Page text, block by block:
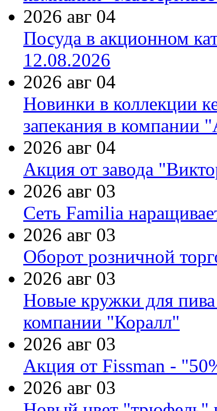
2026 авг 04
Посуда в акционном
12.08.2026
2026 авг 04
Новинки в коллекции
запекания в компании
2026 авг 04
Акция от завода
2026 авг 03
Сеть Familia
2026 авг 03
Оборот розничной
2026 авг 03
Новые кружки для
компании "Коралл"
2026 авг 03
Акция от Fissman -
2026 авг 03